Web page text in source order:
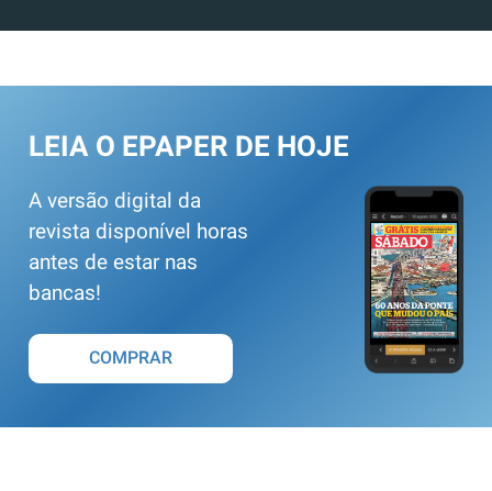
LEIA O EPAPER DE HOJE
A versão digital da
revista disponível horas
antes de estar nas
bancas!
COMPRAR